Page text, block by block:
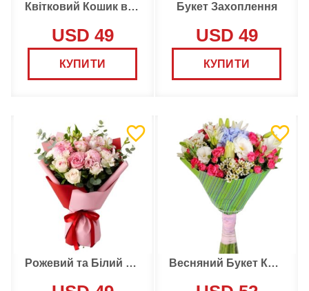
Квітковий Кошик від Флориста
USD 49
КУПИТИ
Букет Захоплення
USD 49
КУПИТИ
Рожевий та Білий Букет Весняний Букет Кохання